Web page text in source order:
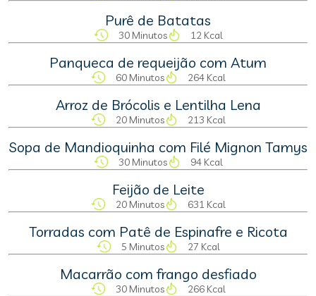
Purê de Batatas
30 Minutos 12 Kcal
Panqueca de requeijão com Atum
60 Minutos 264 Kcal
Arroz de Brócolis e Lentilha Lena
20 Minutos 213 Kcal
Sopa de Mandioquinha com Filé Mignon Tamys
30 Minutos 94 Kcal
Feijão de Leite
20 Minutos 631 Kcal
Torradas com Patê de Espinafre e Ricota
5 Minutos 27 Kcal
Macarrão com frango desfiado
30 Minutos 266 Kcal